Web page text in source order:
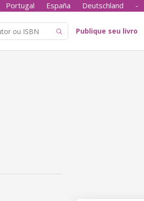
Portugal España Deutschland -
Publique seu livro